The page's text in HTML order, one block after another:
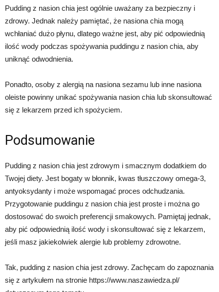
Pudding z nasion chia jest ogólnie uważany za bezpieczny i
zdrowy. Jednak należy pamiętać, że nasiona chia mogą
wchłaniać dużo płynu, dlatego ważne jest, aby pić odpowiednią
ilość wody podczas spożywania puddingu z nasion chia, aby
uniknąć odwodnienia.
Ponadto, osoby z alergią na nasiona sezamu lub inne nasiona
oleiste powinny unikać spożywania nasion chia lub skonsultować
się z lekarzem przed ich spożyciem.
Podsumowanie
Pudding z nasion chia jest zdrowym i smacznym dodatkiem do
Twojej diety. Jest bogaty w błonnik, kwas tłuszczowy omega-3,
antyoksydanty i może wspomagać proces odchudzania.
Przygotowanie puddingu z nasion chia jest proste i można go
dostosować do swoich preferencji smakowych. Pamiętaj jednak,
aby pić odpowiednią ilość wody i skonsultować się z lekarzem,
jeśli masz jakiekolwiek alergie lub problemy zdrowotne.
Tak, pudding z nasion chia jest zdrowy. Zachęcam do zapoznania
się z artykułem na stronie https://www.naszawiedza.pl/